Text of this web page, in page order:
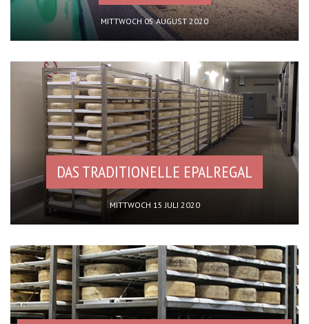
MITTWOCH 05 AUGUST 2020
DAS TRADITIONELLE EPALREGAL
MITTWOCH 15 JULI 2020